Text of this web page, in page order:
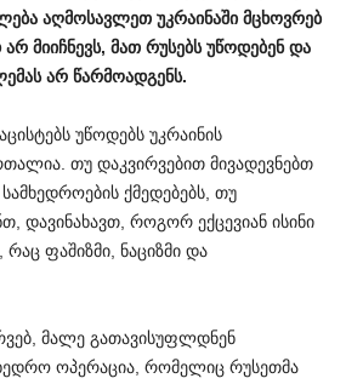
აღმოსავლეთ უკრაინაში მცხოვრებ
არ მიიჩნევს, მათ რუსებს უწოდებენ და
არ წარმოადგენს.
უწოდებს უკრაინის
თუ დაკვირვებით მივადევნებთ
ქმედებებს, თუ
დავინახავთ, როგორ ექცევიან ისინი
ფაშიზმი, ნაციზმი და
მალე გათავისუფლდნენ
ოპერაცია, რომელიც რუსეთმა